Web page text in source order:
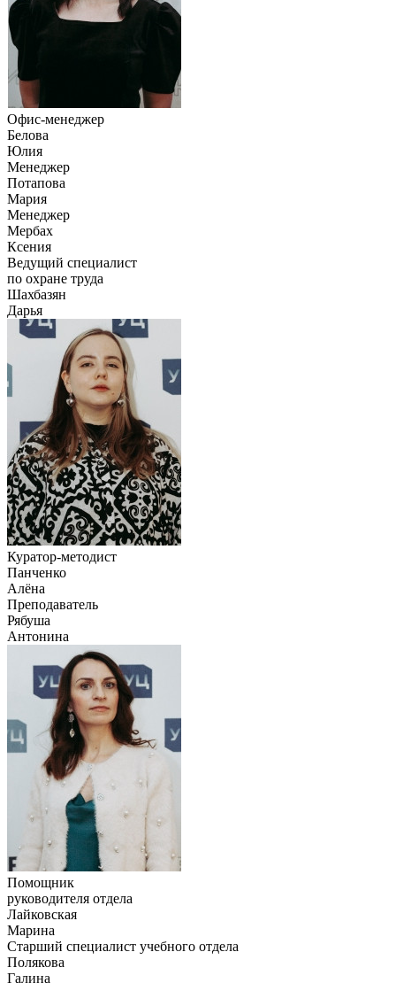
Офис-менеджер
Белова
Юлия
Менеджер
Потапова
Мария
Менеджер
Мербах
Ксения
Ведущий специалист
по охране труда
Шахбазян
Дарья
Куратор-методист
Панченко
Алёна
Преподаватель
Рябуша
Антонина
Помощник
руководителя отдела
Лайковская
Марина
Старший специалист учебного отдела
Полякова
Галина